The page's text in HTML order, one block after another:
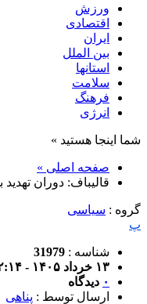
ورزش
اقتصادی
ایران
بین الملل
استانها
سلامت
فرهنگ
انرژی
شما اینجا هستید »
صفحه اصلی »
قالیباف: دوران
گروه : سیاسی
پ
شناسه : 31979
۱۳ خرداد ۱۴۰۵ - ۲۲:۱۴
۰ دیدگاه
ارسال توسط : پناهی